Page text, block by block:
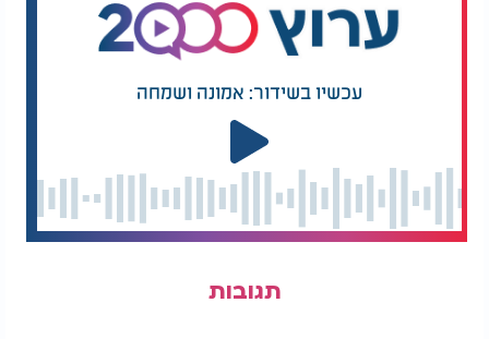
"התפקיד בערוץ 2000 מאוד עמוס ותובעני. אנחנו
להתחיל להעלות כל מיני כתבות לאתר וצריכים לקבל
אישור על כל דבר, עד בערך אחת וחצי בלילה,
כשהשיחות עם יהונתן דדון כדי לקבל פידבקים
ואישורים ליום שלמחרת, מסתיימות."
המלצות נוספות
עכשיו בשידור: אמונה ושמחה
תגובות